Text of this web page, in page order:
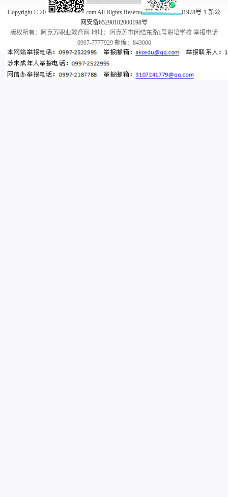
Copyright © 2005-2026 aksedu.com All Rights Reserved. 新ICP备10001978号-1 新公
网安备65290102000198号
版权所有：阿克苏职业教育网 地址：阿克苏市团结东路1号职培学校 举报电话
0997-7777929 邮编：843000